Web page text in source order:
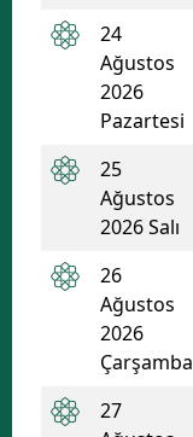
24
Ağustos
2026
Pazartesi
25
Ağustos
2026 Salı
26
Ağustos
2026
Çarşamba
27